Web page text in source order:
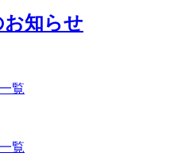
お知らせ
覧
覧